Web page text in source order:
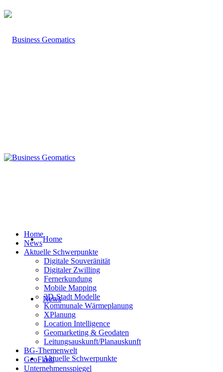
Home
News
Aktuelle Schwerpunkte
Home
News
Aktuelle Schwerpunkte
Digitale Souveränität
Digitaler Zwilling
Fernerkundung
Mobile Mapping
3D-Stadt Modelle
Kommunale Wärmeplanung
XPlanung
Location Intelligence
Geomarketing & Geodaten
Leitungsauskunft/Planauskunft
BG-Themenwelt
GeoFlash
Unternehmensspiegel